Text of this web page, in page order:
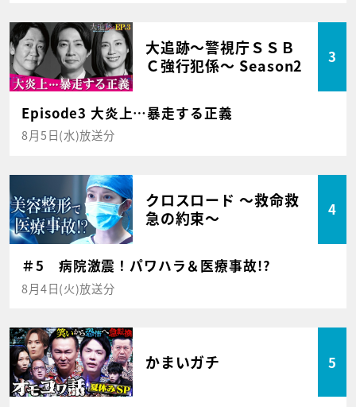
大追跡～警視庁ＳＳＢ
Ｃ強行犯係～ Season2
3
Episode3 大炎上…暴走する正義
8月5日(水)放送分
クロスロード ～救命救
急の約束～
4
＃5 病院激震！パワハラ＆医療事故!?
8月4日(火)放送分
かまいガチ 5